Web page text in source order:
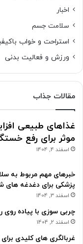
اخبار
سلامت جسم
استراحت و خواب
ورزش و فعالیت بدنی
مقالات جذاب
موثر برای رفع
اسفند 4, 1404
خبرهای مهم مربوط به
پزشکی برای دغدغه های
اسفند 3, 1404
چربی سوزی با پیاده روی
اسفند 2, 1404
غربالگری های کلیدی